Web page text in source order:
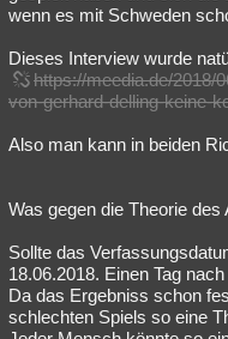
wenn es mit Schweden
Dieses Interview wurde
https://meedia.de/2018/
von-gerhard-delling-keine-
Also man kann in beiden
Was gegen die Theorie des
Sollte das
18.06.2018. Einen Tag
Da das Ergebniss schon
schlechten Spiels so eine